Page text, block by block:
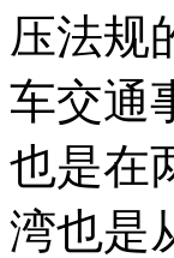
压法规
车交通
也是在
湾也是